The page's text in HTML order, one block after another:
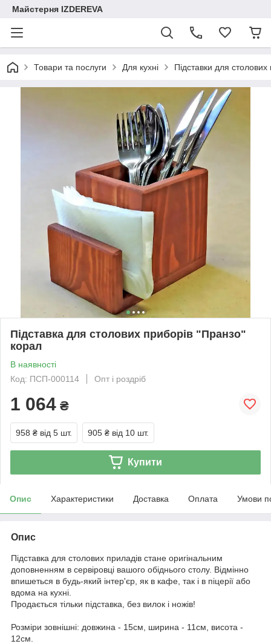
Майстерня IZDEREVA
Товари та послуги Для кухні Підставки для столових
Підставка для столових приборів "Пранзо"
корал
В наявності
Код: ПСП-000114
Опт і роздріб
1 064 ₴
958 ₴ від 5 шт. 905 ₴ від 10 шт.
Купити
Опис Характеристики Доставка Оплата Умови
Опис
Підставка для столових приладів стане оригінальним
доповненням в сервіровці вашого обіднього столу. Відмінно
впишеться в будь-який інтер'єр, як в кафе, так і в піцерії або
вдома на кухні.
Продається тільки підставка, без вилок і ножів!
Розміри зовнішні: довжина - 15см, ширина - 11см, висота -
12см.